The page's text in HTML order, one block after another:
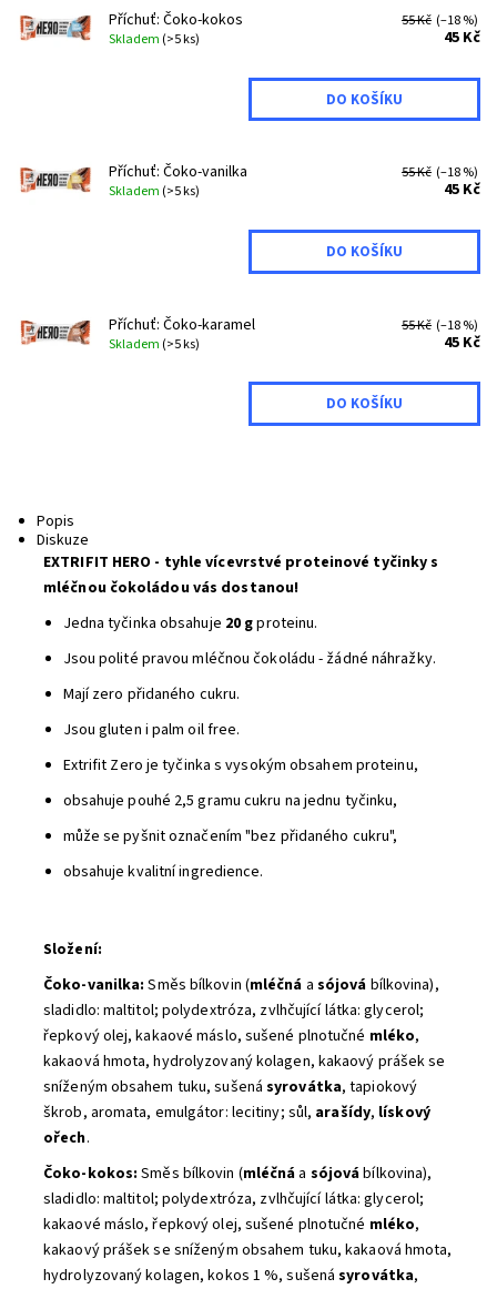
Příchuť: Čoko-kokos
Skladem (>5 ks)
55 Kč (–18 %)
45 Kč
Příchuť: Čoko-vanilka
Skladem (>5 ks)
55 Kč (–18 %)
45 Kč
Příchuť: Čoko-karamel
Skladem (>5 ks)
55 Kč (–18 %)
45 Kč
Popis
Diskuze
EXTRIFIT HERO - tyhle vícevrstvé proteinové tyčinky s
mléčnou čokoládou vás dostanou!
Jedna tyčinka obsahuje 20 gproteinu.
Jsou polité pravou mléčnou čokoládu - žádné náhražky.
Mají zero přidaného cukru.
Jsou gluten i palm oil free.
Extrifit Zero je tyčinka s vysokým obsahem proteinu,
obsahuje pouhé 2,5 gramu cukru na jednu tyčinku,
může se pyšnit označením "bez přidaného cukru",
obsahuje kvalitní ingredience.
Složení:
Čoko-vanilka: Směs bílkovin (mléčná a sójová bílkovina),
sladidlo: maltitol; polydextróza, zvlhčující látka: glycerol;
řepkový olej, kakaové máslo, sušené plnotučné mléko,
kakaová hmota, hydrolyzovaný kolagen, kakaový prášek se
sníženým obsahem tuku, sušená syrovátka, tapiokový
škrob, aromata, emulgátor: lecitiny; sůl, arašídy, lískový
ořech.
Čoko-kokos: Směs bílkovin (mléčná a sójovábílkovina),
sladidlo: maltitol; polydextróza, zvlhčující látka: glycerol;
kakaové máslo, řepkový olej, sušené plnotučné mléko,
kakaový prášek se sníženým obsahem tuku, kakaová hmota,
hydrolyzovaný kolagen, kokos 1 %, sušená syrovátka,